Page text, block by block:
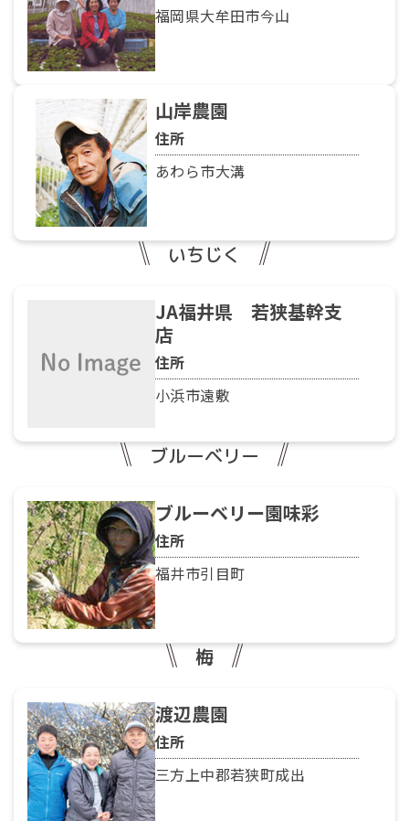
福岡県大牟田市今山
山岸農園
住所
あわら市大溝
いちじく
JA福井県 若狭基幹支
店
住所
小浜市遠敷
ブルーベリー
ブルーベリー園味彩
住所
福井市引目町
梅
渡辺農園
住所
三方上中郡若狭町成出